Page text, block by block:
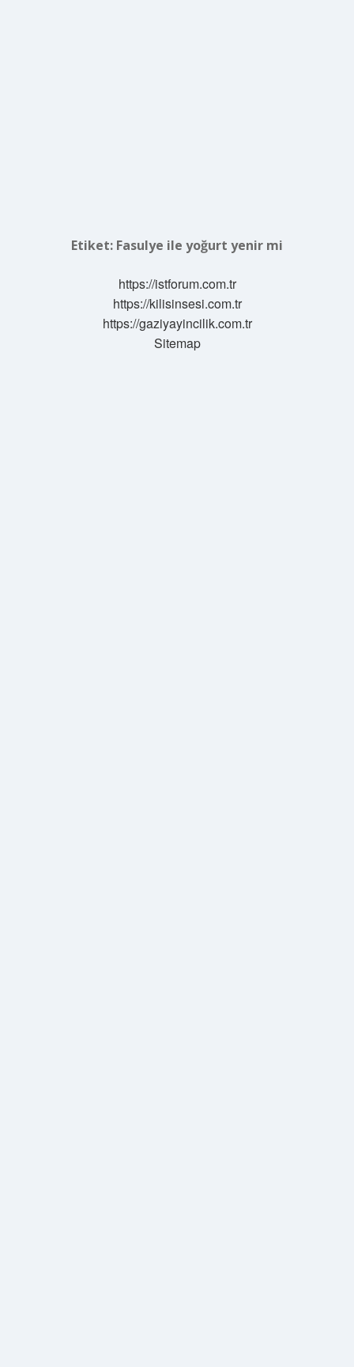
Etiket: Fasulye ile yoğurt yenir mi
https://istforum.com.tr
https://kilisinsesi.com.tr
https://gaziyayincilik.com.tr
Sitemap